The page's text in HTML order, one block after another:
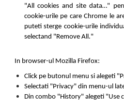
"All cookies and site data…"
cookie-urile pe care Chrome le
puteti sterge cookie-urile
selectand "Remove All."
In browser-ul Mozilla Firefox:
Click pe butonul menu si alegeti
Selectati "Privacy" din menu-ul
Din combo "History" alegeti "Use